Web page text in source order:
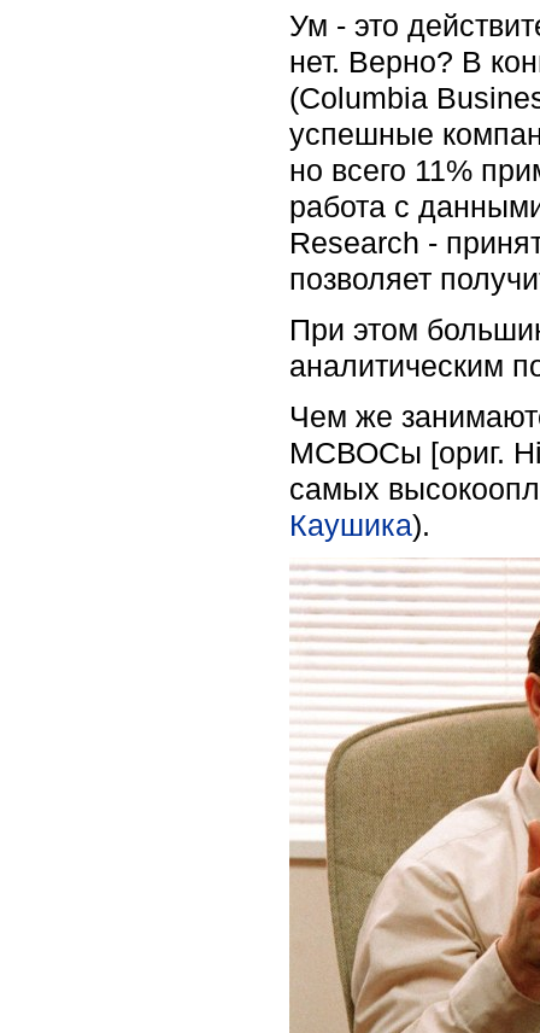
Ум - это
нет. Верно? В
(Columbia
успешные
но всего 11%
работа с
Research -
позволяет
При этом
аналитическим
Чем же
МСВОСы [ориг.
самых
Каушика).